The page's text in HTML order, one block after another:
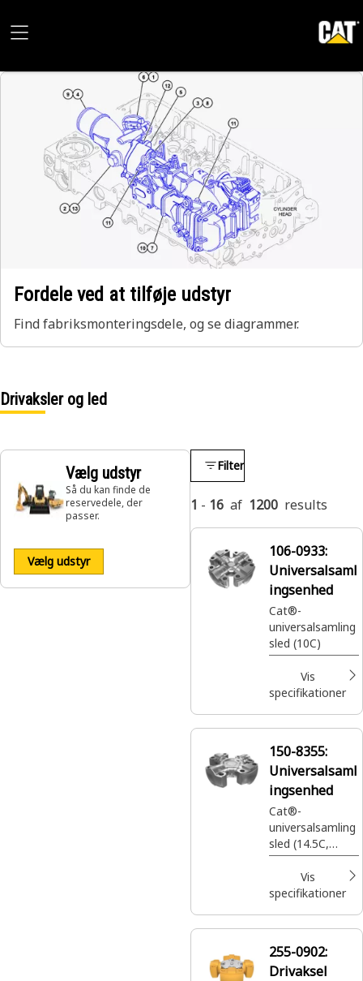
Fordele ved at tilføje udstyr
Find fabriksmonteringsdele, og se diagrammer.
Drivaksler og led
Vælg udstyr
Så du kan finde de
reservedele, der
passer.
Vælg udstyr
Filter
1 - 16 af 1200 results
106-0933:
Universalsaml
ingsenhed
Cat®-
universalsamling
sled (10C)
Vis
specifikationer
150-8355:
Universalsaml
ingsenhed
Cat®-
universalsamling
sled (14.5C,
interlock)
Vis
specifikationer
255-0902:
Drivaksel